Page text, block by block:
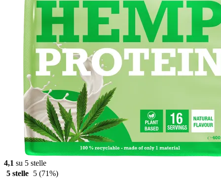
4,1 su 5 stelle
5 stelle
5 (71%)